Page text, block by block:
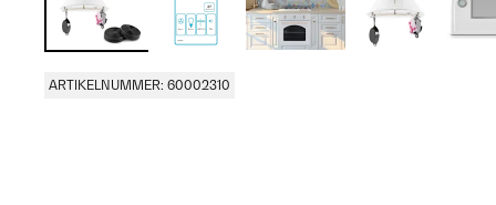
ARTIKELNUMMER: 60002310